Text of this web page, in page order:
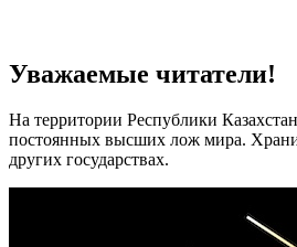
Уважаемые читатели!
На территории Республики
постоянных высших лож мира.
других государствах.